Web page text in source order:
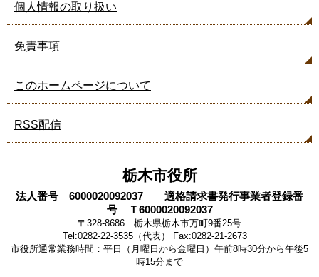
個人情報の取り扱い
免責事項
このホームページについて
RSS配信
栃木市役所
法人番号 6000020092037 適格請求書発行事業者登録番
号 Ｔ6000020092037
〒328-8686 栃木県栃木市万町9番25号
Tel:0282-22-3535（代表） Fax:0282-21-2673
市役所通常業務時間：平日（月曜日から金曜日）午前8時30分から午後5
時15分まで